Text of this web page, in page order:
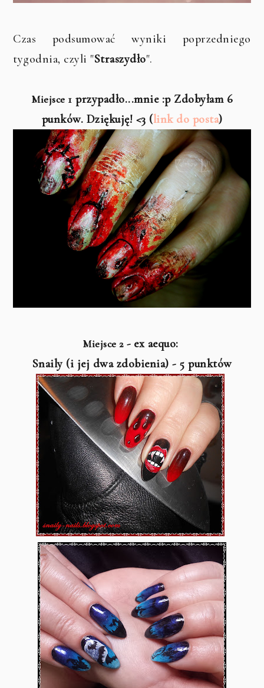
Czas podsumować wyniki poprzedniego
tygodnia, czyli "Straszydło".
Miejsce 1 przypadło...mnie :p Zdobyłam 6
punków. Dziękuję! <3 (link do posta)
Miejsce 2- ex aequo:
Snaily (i jej dwa zdobienia) - 5 punktów